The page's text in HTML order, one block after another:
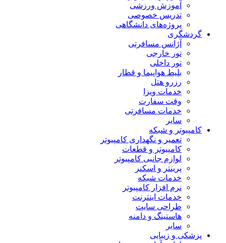
آموزش ورزشی
تدریس خصوصی
پروژه‌های دانشگاهی
گردشگری
آژانس مسافرتی
تور خارجی
تور داخلی
بلیط هواپیما و قطار
رزرو هتل
خدمات ویزا
وقت سفارت
خدمات مسافرتی
سایر
کامپیوتر و شبکه
تعمیر و نگهداری کامپیوتر
کامپیوتر و قطعات
لوازم جانبی کامپیوتر
پرینتر و اسکنر
خدمات شبکه
نرم افزار کامپیوتر
خدمات اینترنت
طراحی سایت
هاستینگ و دامنه
سایر
پزشکی و زیبایی